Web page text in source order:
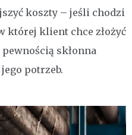
koszty – jeśli chodzi
której klient chce złożyć
skłonna
potrzeb.